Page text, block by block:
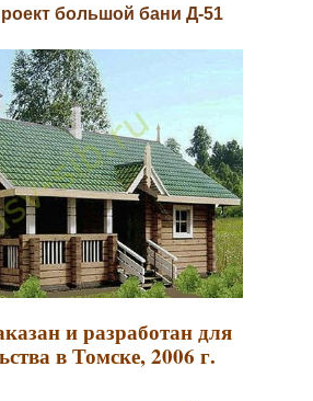
большой бани Д-51
и разработан для
в Томске, 2006 г.